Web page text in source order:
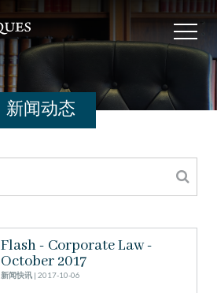
新闻动态
Flash - Corporate Law -
October 2017
新闻快讯| 2017-10-06